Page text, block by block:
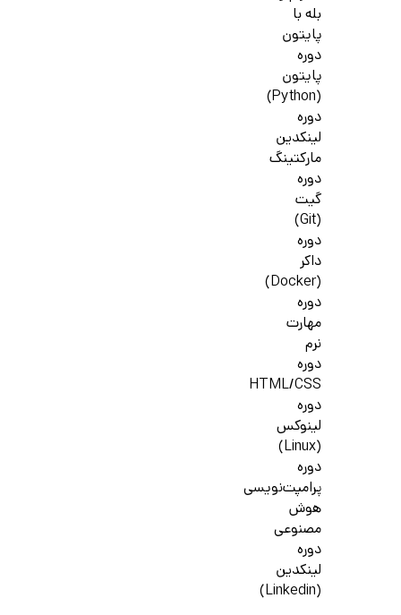
بله با
پایتون
دوره
پایتون
(Python)
دوره
لینکدین
مارکتینگ
دوره
گیت
(Git)
دوره
داکر
(Docker)
دوره
مهارت
نرم
دوره
HTML/CSS
دوره
لینوکس
(Linux)
دوره
پرامپت‌نویسی
هوش
مصنوعی
دوره
لینکدین
(Linkedin)